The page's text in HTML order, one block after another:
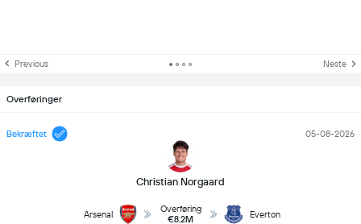
Previous Neste
Overføringer
Bekræftet
Christian Norgaard
05-08-2026
Arsenal
Overføring
€8.2M
Everton